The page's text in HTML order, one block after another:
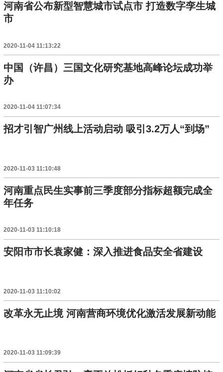
河南省公布新型智慧城市试点市 打造数字孪生城
市
2020-11-04 11:13:22
中国（许昌）三国文化研究基地高峰论坛成功举
办
2020-11-04 11:07:34
招才引智广州线上活动启动 吸引3.2万人“到场”
2020-11-03 11:10:48
河南重点民生实事前三季度部分指标超额完成全
年任务
2020-11-03 11:10:18
安阳市市长袁家健：深入推进食品安全省建设
2020-11-03 11:10:02
改革永无止境 河南营商环境优化激活发展新动能
2020-11-03 11:09:39